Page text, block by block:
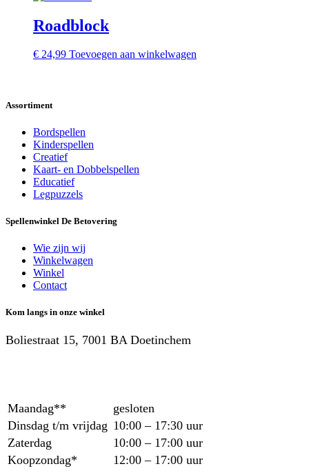
Roadblock
€ 24,99 Toevoegen aan winkelwagen
Assortiment
Bordspellen
Kinderspellen
Creatief
Kaart- en Dobbelspellen
Educatief
Legpuzzels
Spellenwinkel De Betover​ing
Wie zijn wij
Winkelwagen
Winkel
Contact
Kom langs in onze winkel
Boliestraat 15, 7001 BA Doetinchem
Maandag**
gesloten
Dinsdag t/m vrijdag 10:00 – 17:30 uur
Zaterdag
10:00 – 17:00 uur
Koopzondag*
12:00 – 17:00 uur